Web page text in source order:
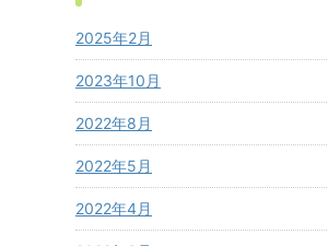
2025年2月
2023年10月
2022年8月
2022年5月
2022年4月